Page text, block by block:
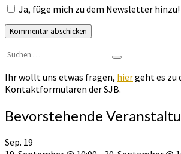
Ja, füge mich zu dem Newsletter hinzu!
Suchen
nach:
Suchen
Ihr wollt uns etwas fragen, hiergeht es zu
Kontaktformularen der SJB.
Bevorstehende
Sep. 19